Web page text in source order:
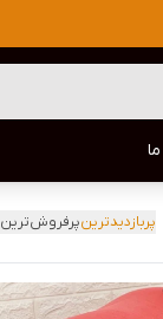
پربازدیدترینپرفروش‌ترین